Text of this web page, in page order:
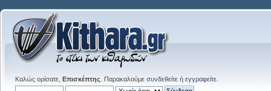
Καλώς ορίσατε, Επισκέπτης . Παρακαλούμε συνδεθείτε ή εγγραφείτε